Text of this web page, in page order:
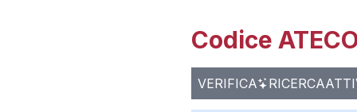
Codice
VERIFICA RICERCA